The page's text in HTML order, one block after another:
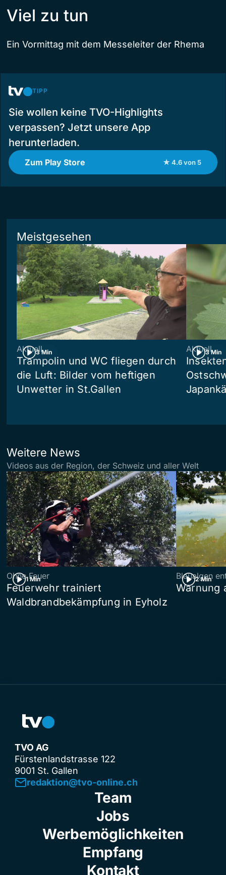
Viel zu tun
Ein Vormittag mit dem Messeleiter der Rhema
TIPP
Sie wollen keine TVO-Highlights
verpassen? Jetzt unsere App
herunterladen.
Zum Play Store ★ 4.6 von 5
Meistgesehen
3 Min
Aktuell
Trampolin und WC fliegen durch
die Luft: Bilder vom heftigen
Unwetter in St.Gallen
3 Min
Aktuell
Weitere News
Videos aus der Region, der Schweiz und aller Welt
1 Min
Ohne Feuer
Feuerwehr trainiert
Waldbrandbekämpfung in Eyholz
2 Min
Blaualgen
Warnung
TVO AG
Fürstenlandstrasse 122
9001 St. Gallen
redaktion@tvo-online.ch
Team
Jobs
Werbemöglichkeiten
Empfang
Kontakt